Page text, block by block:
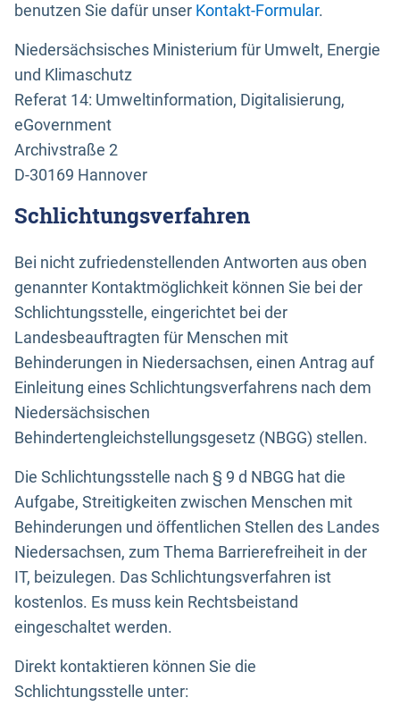
benutzen Sie dafür unser Kontakt-Formular.
Niedersächsisches Ministerium für Umwelt, Energie
und Klimaschutz
Referat 14: Umweltinformation, Digitalisierung,
eGovernment
Archivstraße 2
D-30169 Hannover
Schlichtungsverfahren
Bei nicht zufriedenstellenden Antworten aus oben
genannter Kontaktmöglichkeit können Sie bei der
Schlichtungsstelle, eingerichtet bei der
Landesbeauftragten für Menschen mit
Behinderungen in Niedersachsen, einen Antrag auf
Einleitung eines Schlichtungsverfahrens nach dem
Niedersächsischen
Behindertengleichstellungsgesetz (NBGG) stellen.
Die Schlichtungsstelle nach § 9 d NBGG hat die
Aufgabe, Streitigkeiten zwischen Menschen mit
Behinderungen und öffentlichen Stellen des Landes
Niedersachsen, zum Thema Barrierefreiheit in der
IT, beizulegen. Das Schlichtungsverfahren ist
kostenlos. Es muss kein Rechtsbeistand
eingeschaltet werden.
Direkt kontaktieren können Sie die
Schlichtungsstelle unter: